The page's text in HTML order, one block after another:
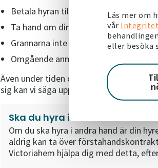
Läs mer om
vår
eller besöka
Betala hyran till Victoriahem i tid.
Ta hand om din lägenhet.
Grannarna inte störs.
Omgående anmäla fel i lägenheten till
Även under tiden du hyr ut lägenheten
sig kan vi säga upp ditt hyreskontrakt
Ska du hyra i andra hand?
Om du ska hyra i andra hand är din
aldrig kan ta över
Victoriahem hjälpa dig med detta,